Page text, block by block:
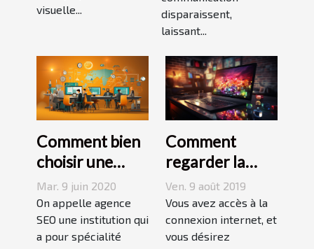
visuelle...
disparaissent,
laissant...
Comment bien
choisir une
agence SEO ?
Mar. 9 juin 2020
On appelle agence
SEO une institution qui
a pour spécialité
Comment
regarder la
télévision
gratuitement
en streaming ?
Ven. 9 août 2019
Vous avez accès à la
connexion internet, et
vous désirez